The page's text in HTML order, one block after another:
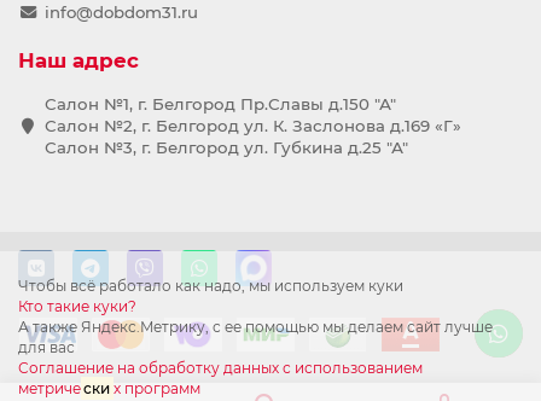
Чтобы всё работало как надо, мы используем куки
Кто такие куки?
А также Яндекс.Метрику, с ее помощью мы делаем сайт лучше
для вас
Соглашение на обработку данных с использованием
метрически х программ
info@dobdom31.ru
Наш адрес
Салон №1, г. Белгород Пр.Славы д.150 "А"
Салон №2, г. Белгород ул. К. Заслонова д.169 «Г»
Салон №3, г. Белгород ул. Губкина д.25 "А"